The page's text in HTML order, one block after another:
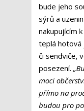
bude jeho
sýrů a
nakupujícím
teplá hotová
či sendviče,
posezení.
moci
přímo na
budou pro